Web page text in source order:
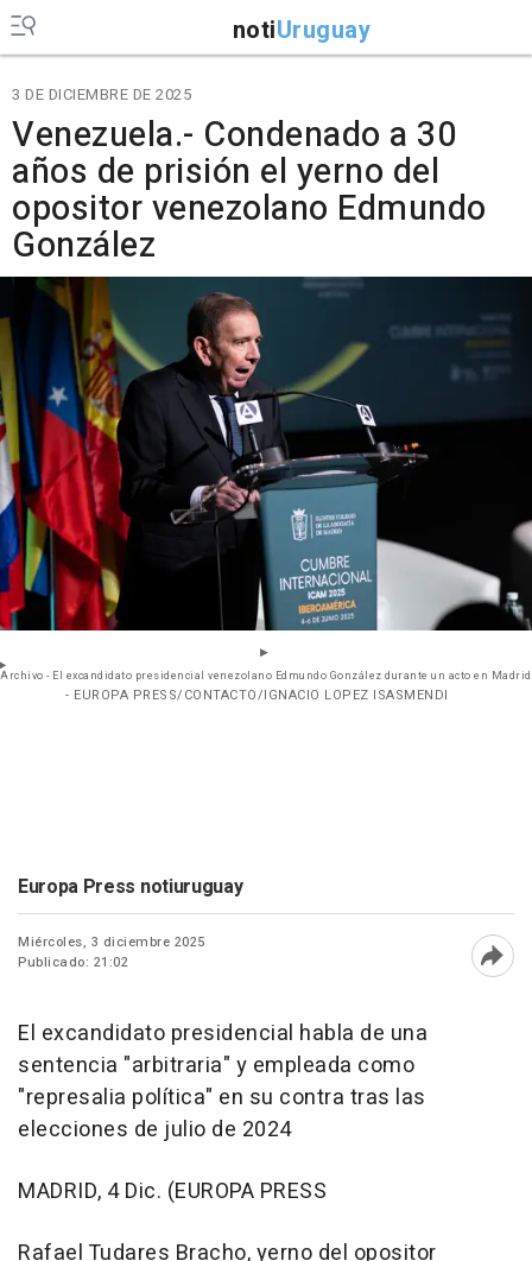
notiUruguay
3 DE DICIEMBRE DE 2025
Venezuela.- Condenado a 30
años de prisión el yerno del
opositor venezolano Edmundo
González
Archivo - El excandidato presidencial venezolano Edmundo González durante un acto en Madrid
- EUROPA PRESS/CONTACTO/IGNACIO LOPEZ ISASMENDI
Europa Press notiuruguay
Miércoles, 3 diciembre 2025
Publicado: 21:02
El excandidato presidencial habla de una
sentencia "arbitraria" y empleada como
"represalia política" en su contra tras las
elecciones de julio de 2024
MADRID, 4 Dic. (EUROPA PRESS
Rafael Tudares Bracho, yerno del opositor